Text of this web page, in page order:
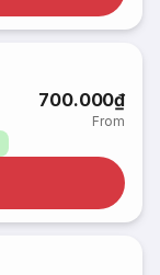
700.000₫
From